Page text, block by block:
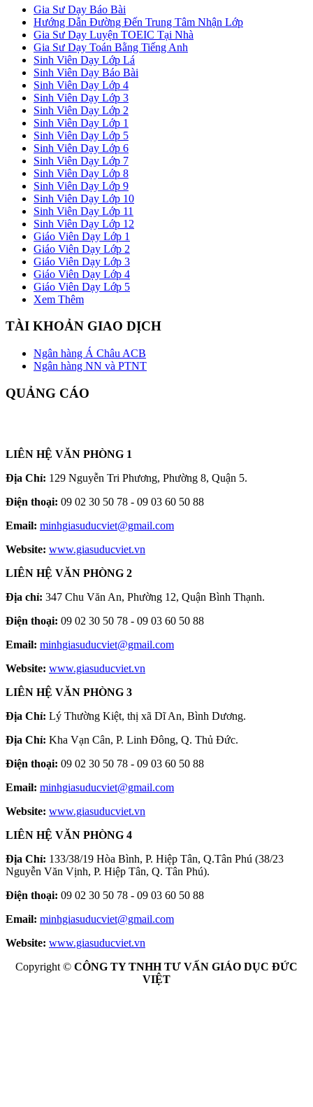
Gia Sư Dạy Báo Bài
Hướng Dẫn Đường Đến Trung Tâm Nhận Lớp
Gia Sư Dạy Luyện TOEIC Tại Nhà
Gia Sư Dạy Toán Bằng Tiếng Anh
Sinh Viên Dạy Lớp Lá
Sinh Viên Dạy Báo Bài
Sinh Viên Dạy Lớp 4
Sinh Viên Dạy Lớp 3
Sinh Viên Dạy Lớp 2
Sinh Viên Dạy Lớp 1
Sinh Viên Dạy Lớp 5
Sinh Viên Dạy Lớp 6
Sinh Viên Dạy Lớp 7
Sinh Viên Dạy Lớp 8
Sinh Viên Dạy Lớp 9
Sinh Viên Dạy Lớp 10
Sinh Viên Dạy Lớp 11
Sinh Viên Dạy Lớp 12
Giáo Viên Dạy Lớp 1
Giáo Viên Dạy Lớp 2
Giáo Viên Dạy Lớp 3
Giáo Viên Dạy Lớp 4
Giáo Viên Dạy Lớp 5
Xem Thêm
TÀI KHOẢN GIAO DỊCH
Ngân hàng Á Châu ACB
Ngân hàng NN và PTNT
QUẢNG CÁO
LIÊN HỆ VĂN PHÒNG 1
Địa Chỉ: 129 Nguyễn Tri Phương, Phường 8, Quận 5.
Điện thoại: 09 02 30 50 78 - 09 03 60 50 88
Email: minhgiasuducviet@gmail.com
Website: www.giasuducviet.vn
LIÊN HỆ VĂN PHÒNG 2
Địa chỉ: 347 Chu Văn An, Phường 12, Quận Bình Thạnh.
Điện thoại: 09 02 30 50 78 - 09 03 60 50 88
Email: minhgiasuducviet@gmail.com
Website: www.giasuducviet.vn
LIÊN HỆ VĂN PHÒNG 3
Địa Chỉ: Lý Thường Kiệt, thị xã Dĩ An, Bình Dương.
Địa Chỉ: Kha Vạn Cân, P. Linh Đông, Q. Thủ Đức.
Điện thoại: 09 02 30 50 78 - 09 03 60 50 88
Email: minhgiasuducviet@gmail.com
Website: www.giasuducviet.vn
LIÊN HỆ VĂN PHÒNG 4
Địa Chỉ: 133/38/19 Hòa Bình, P. Hiệp Tân, Q.Tân Phú (38/23
Nguyễn Văn Vịnh, P. Hiệp Tân, Q. Tân Phú).
Điện thoại: 09 02 30 50 78 - 09 03 60 50 88
Email: minhgiasuducviet@gmail.com
Website: www.giasuducviet.vn
Copyright © CÔNG TY TNHH TƯ VẤN GIÁO DỤC ĐỨC
VIỆT